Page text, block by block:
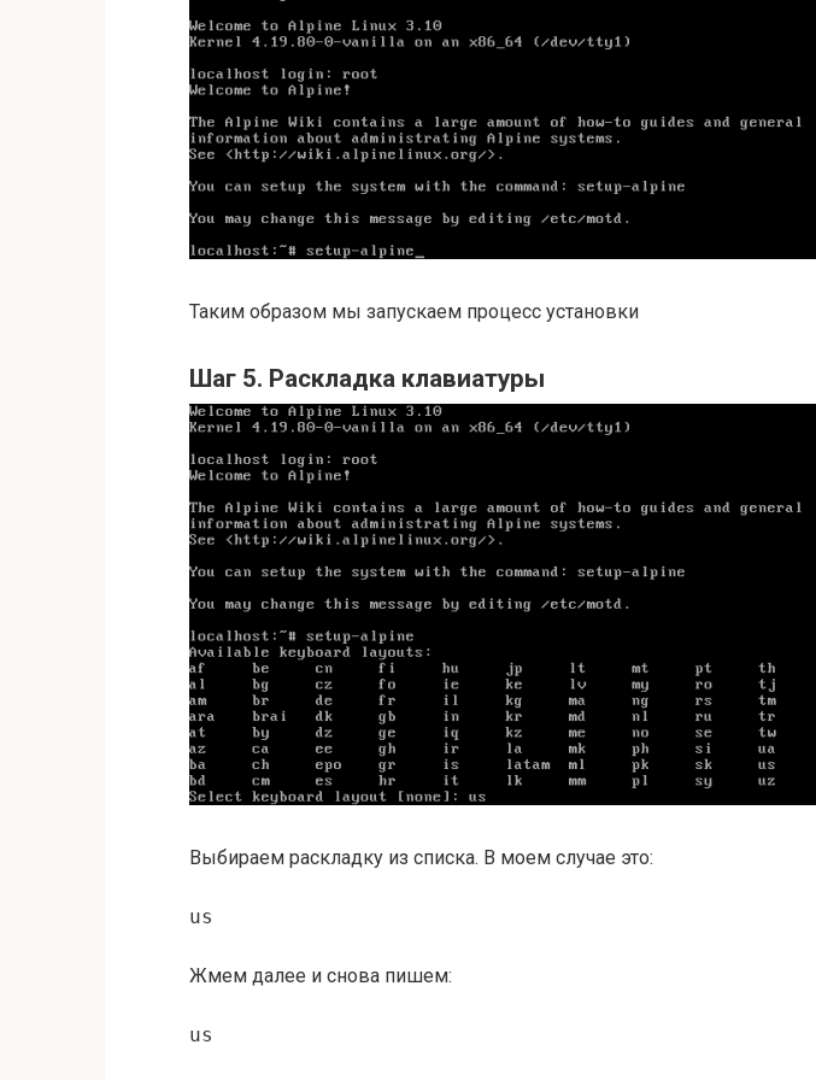
Таким образом мы запускаем процесс установки
Шаг 5. Раскладка клавиатуры
Выбираем раскладку из списка. В моем случае это:
us
Жмем далее и снова пишем:
us